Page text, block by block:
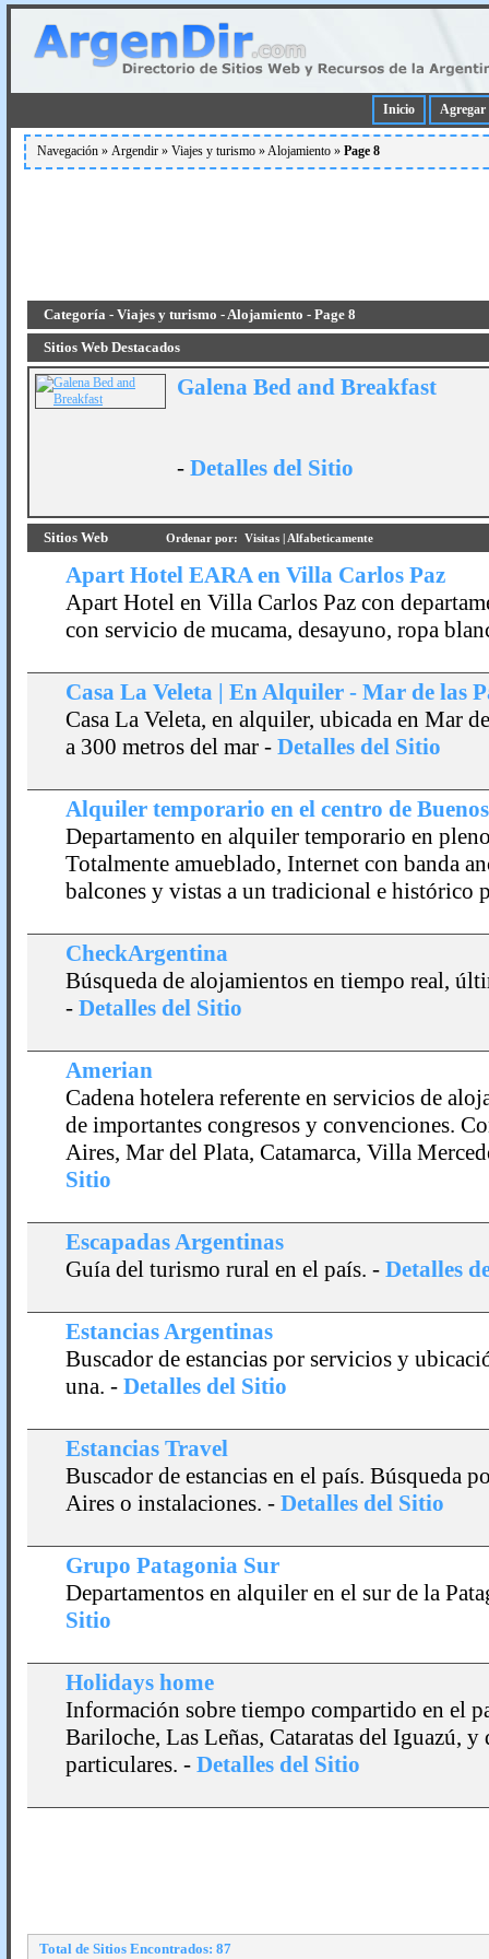
Inicio Agregar
Navegación » Argendir » Viajes y turismo »Alojamiento » Page 8
Categoría - Viajes y turismo - Alojamiento - Page 8
Sitios Web Destacados
Galena Bed and Breakfast
- Detalles del Sitio
Sitios Web Ordenar por: Visitas | Alfabeticamente
Apart Hotel EARA en Villa Carlos Paz
Apart Hotel en Villa Carlos Paz con
con servicio de mucama, desayuno, ropa
Casa La Veleta | En Alquiler - Mar de las
Casa La Veleta, en alquiler, ubicada en Mar
a 300 metros del mar - Detalles del Sitio
Alquiler temporario en el centro de
Departamento en alquiler temporario en
Totalmente amueblado, Internet con banda
balcones y vistas a un tradicional e histórico
CheckArgentina
Búsqueda de alojamientos en tiempo real,
- Detalles del Sitio
Amerian
Cadena hotelera referente en servicios de
de importantes congresos y convenciones.
Aires, Mar del Plata, Catamarca, Villa
Sitio
Escapadas Argentinas
Guí­a del turismo rural en el paí­s. - Detalles
Estancias Argentinas
Buscador de estancias por servicios y
una. - Detalles del Sitio
Estancias Travel
Buscador de estancias en el paí­s. Búsqueda
Aires o instalaciones. - Detalles del Sitio
Grupo Patagonia Sur
Departamentos en alquiler en el sur de la
Sitio
Holidays home
Información sobre tiempo compartido en el
Bariloche, Las Leñas, Cataratas del Iguazú,
particulares. - Detalles del Sitio
Total de Sitios Encontrados: 87